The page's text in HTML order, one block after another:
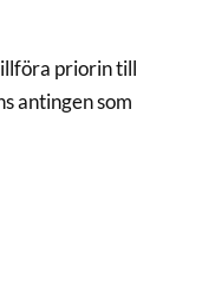
priorin till
antingen som